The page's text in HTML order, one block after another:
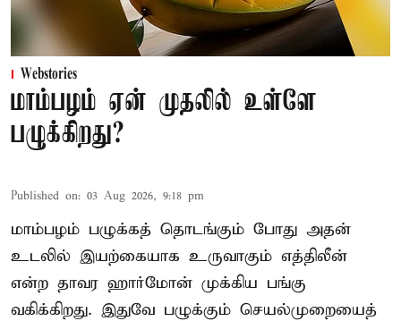
Webstories
மாம்பழம் ஏன் முதலில் உள்ளே
பழுக்கிறது?
Published on: 03 Aug 2026, 9:18 pm
மாம்பழம் பழுக்கத் தொடங்கும் போது அதன்
உடலில் இயற்கையாக உருவாகும் எத்திலீன்
என்ற தாவர ஹார்மோன் முக்கிய பங்கு
வகிக்கிறது. இதுவே பழுக்கும் செயல்முறையைத்